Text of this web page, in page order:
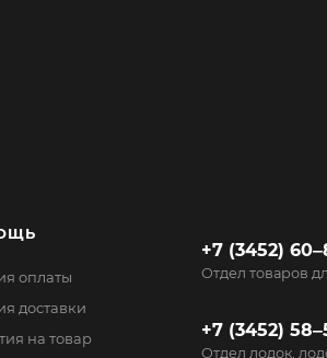
оплаты
доставки
на товар
+7 (3452)
Отдел товаров
+7 (3452)
Отдел лодок,